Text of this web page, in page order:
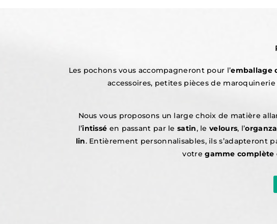
Les pochons vous accompagneront pour l’emballage
accessoires, petites pièces de
Nous vous proposons un large choix de matière
l’intissé en passant par lesatin, levelours, l’organza
lin. Entièrement personnalisables, ils s’adapteront
votregamme complète